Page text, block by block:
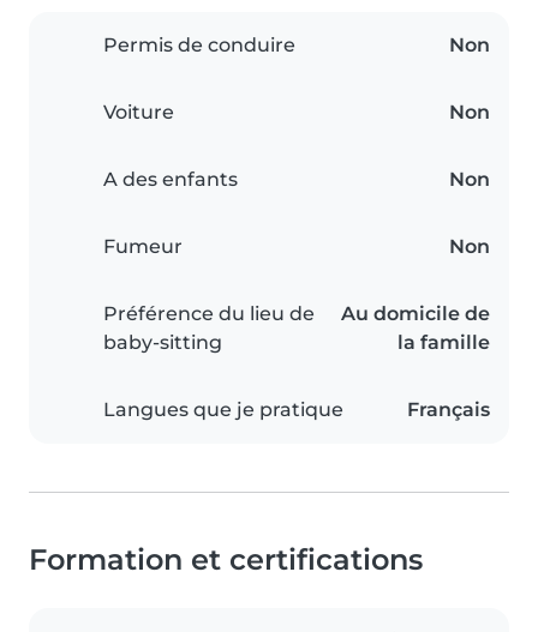
Permis de conduire Non
Voiture Non
A des enfants Non
Fumeur Non
Préférence du lieu de
baby-sitting
Au domicile de
la famille
Langues que je pratique Français
Formation et certifications